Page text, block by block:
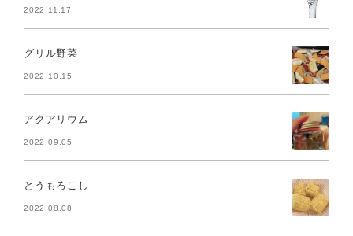
2022.11.17
グリル野菜
2022.10.15
アクアリウム
2022.09.05
とうもろこし
2022.08.08